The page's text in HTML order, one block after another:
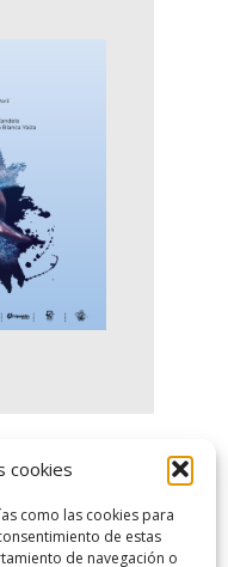
cookies
como las cookies para
de estas
de navegación o